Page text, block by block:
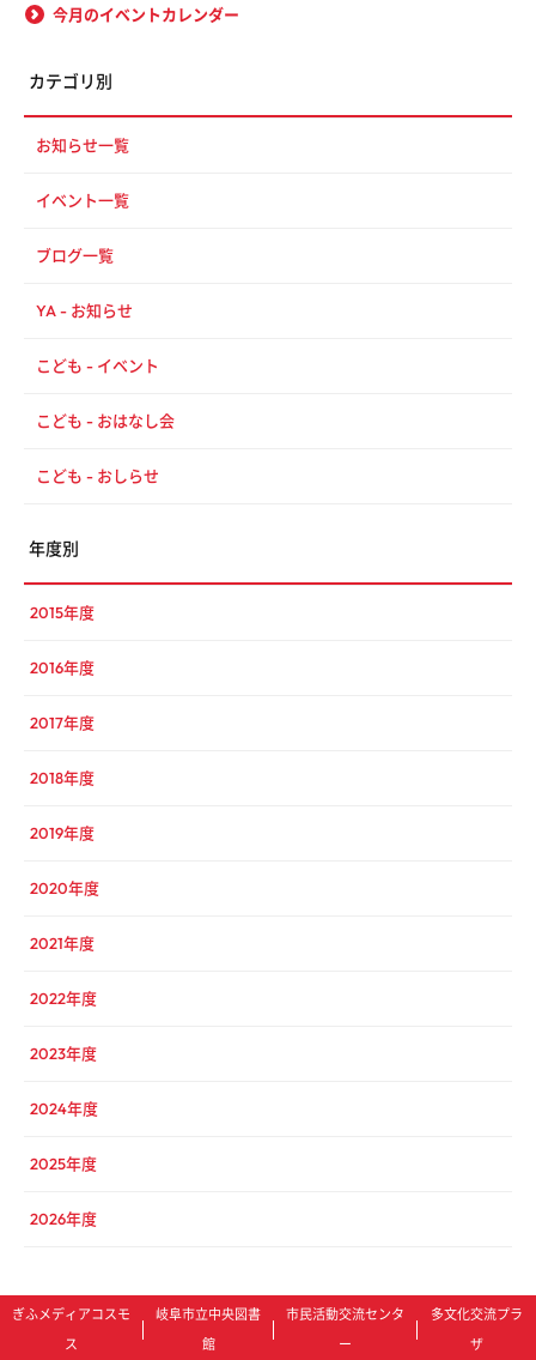
今月のイベントカレンダー
カテゴリ別
お知らせ一覧
イベント一覧
ブログ一覧
YA - お知らせ
こども - イベント
こども - おはなし会
こども - おしらせ
年度別
2015年度
2016年度
2017年度
2018年度
2019年度
2020年度
2021年度
2022年度
2023年度
2024年度
2025年度
2026年度
ぎふメディアコスモ
ス
岐阜市立中央図書
館
市民活動交流センタ
ー
多文化交流プラ
ザ